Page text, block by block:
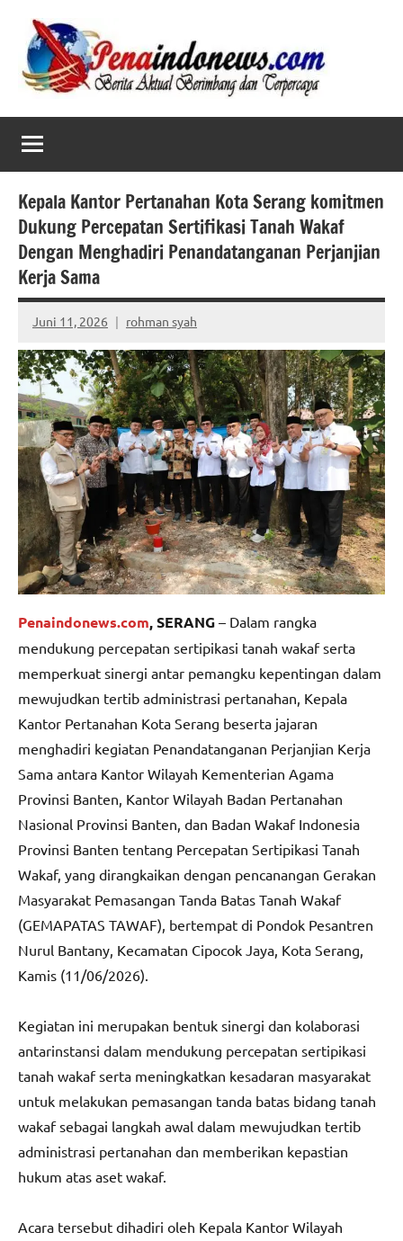
content
Kepala Kantor Pertanahan Kota Serang komitmen
Dukung Percepatan Sertifikasi Tanah Wakaf
Dengan Menghadiri Penandatanganan Perjanjian
Kerja Sama
Juni 11, 2026 rohman syah
No
comments
Penaindonews.com, SERANG – Dalam rangka
mendukung percepatan sertipikasi tanah wakaf serta
memperkuat sinergi antar pemangku kepentingan dalam
mewujudkan tertib administrasi pertanahan, Kepala
Kantor Pertanahan Kota Serang beserta jajaran
menghadiri kegiatan Penandatanganan Perjanjian Kerja
Sama antara Kantor Wilayah Kementerian Agama
Provinsi Banten, Kantor Wilayah Badan Pertanahan
Nasional Provinsi Banten, dan Badan Wakaf Indonesia
Provinsi Banten tentang Percepatan Sertipikasi Tanah
Wakaf, yang dirangkaikan dengan pencanangan Gerakan
Masyarakat Pemasangan Tanda Batas Tanah Wakaf
(GEMAPATAS TAWAF), bertempat di Pondok Pesantren
Nurul Bantany, Kecamatan Cipocok Jaya, Kota Serang,
Kamis (11/06/2026).
Kegiatan ini merupakan bentuk sinergi dan kolaborasi
antarinstansi dalam mendukung percepatan sertipikasi
tanah wakaf serta meningkatkan kesadaran masyarakat
untuk melakukan pemasangan tanda batas bidang tanah
wakaf sebagai langkah awal dalam mewujudkan tertib
administrasi pertanahan dan memberikan kepastian
hukum atas aset wakaf.
Acara tersebut dihadiri oleh Kepala Kantor Wilayah